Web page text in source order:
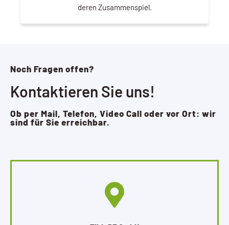
deren Zusammenspiel.
Noch Fragen offen?
Kontaktieren Sie uns!
Ob per Mail, Telefon, Video Call oder vor Ort: wir
sind für Sie erreichbar.